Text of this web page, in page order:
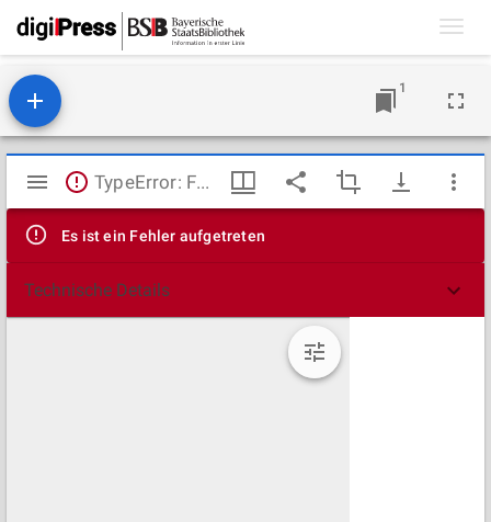
1
Mirador
Viewer
TypeError: Failed to fetch
Es ist ein Fehler aufgetreten
Technische Details